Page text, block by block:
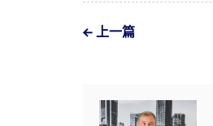
上一篇